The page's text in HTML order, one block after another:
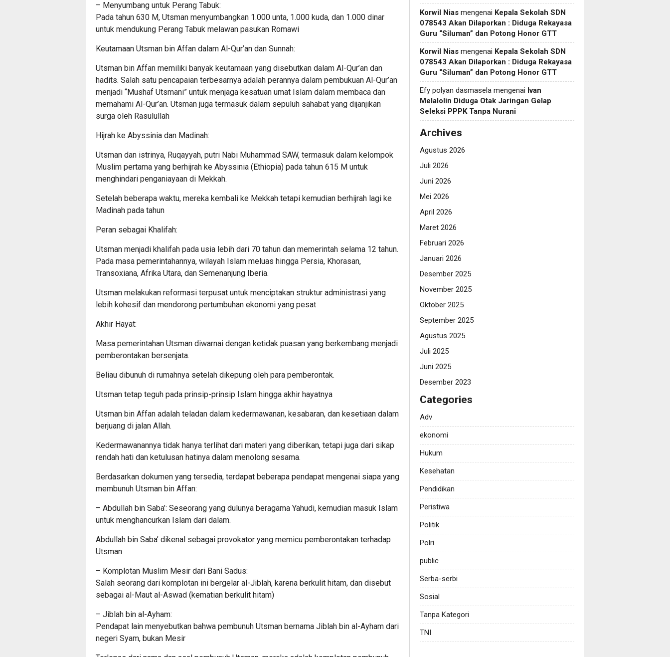
– Menyumbang untuk Perang Tabuk:
Pada tahun 630 M, Utsman menyumbangkan 1.000 unta, 1.000 kuda, dan 1.000 dinar
untuk mendukung Perang Tabuk melawan pasukan Romawi
Keutamaan Utsman bin Affan dalam Al-Qur’an dan Sunnah:
Utsman bin Affan memiliki banyak keutamaan yang disebutkan dalam Al-Qur’an dan
hadits. Salah satu pencapaian terbesarnya adalah perannya dalam pembukuan Al-Qur’an
menjadi “Mushaf Utsmani” untuk menjaga kesatuan umat Islam dalam membaca dan
memahami Al-Qur’an. Utsman juga termasuk dalam sepuluh sahabat yang dijanjikan
surga oleh Rasulullah
Hijrah ke Abyssinia dan Madinah:
Utsman dan istrinya, Ruqayyah, putri Nabi Muhammad SAW, termasuk dalam kelompok
Muslim pertama yang berhijrah ke Abyssinia (Ethiopia) pada tahun 615 M untuk
menghindari penganiayaan di Mekkah.
Setelah beberapa waktu, mereka kembali ke Mekkah tetapi kemudian berhijrah lagi ke
Madinah pada tahun
Peran sebagai Khalifah:
Utsman menjadi khalifah pada usia lebih dari 70 tahun dan memerintah selama 12 tahun.
Pada masa pemerintahannya, wilayah Islam meluas hingga Persia, Khorasan,
Transoxiana, Afrika Utara, dan Semenanjung Iberia.
Utsman melakukan reformasi terpusat untuk menciptakan struktur administrasi yang
lebih kohesif dan mendorong pertumbuhan ekonomi yang pesat
Akhir Hayat:
Masa pemerintahan Utsman diwarnai dengan ketidak puasan yang berkembang menjadi
pemberontakan bersenjata.
Beliau dibunuh di rumahnya setelah dikepung oleh para pemberontak.
Utsman tetap teguh pada prinsip-prinsip Islam hingga akhir hayatnya
Utsman bin Affan adalah teladan dalam kedermawanan, kesabaran, dan kesetiaan dalam
berjuang di jalan Allah.
Kedermawanannya tidak hanya terlihat dari materi yang diberikan, tetapi juga dari sikap
rendah hati dan ketulusan hatinya dalam menolong sesama.
Berdasarkan dokumen yang tersedia, terdapat beberapa pendapat mengenai siapa yang
membunuh Utsman bin Affan:
– Abdullah bin Saba’: Seseorang yang dulunya beragama Yahudi, kemudian masuk Islam
untuk menghancurkan Islam dari dalam.
Abdullah bin Saba’ dikenal sebagai provokator yang memicu pemberontakan terhadap
Utsman
– Komplotan Muslim Mesir dari Bani Sadus:
Salah seorang dari komplotan ini bergelar al-Jiblah, karena berkulit hitam, dan disebut
sebagai al-Maut al-Aswad (kematian berkulit hitam)
– Jiblah bin al-Ayham:
Pendapat lain menyebutkan bahwa pembunuh Utsman bernama Jiblah bin al-Ayham dari
negeri Syam, bukan Mesir
Korwil Nias mengenai Kepala Sekolah SDN
078543 Akan Dilaporkan : Diduga Rekayasa
Guru “Siluman” dan Potong Honor GTT
Korwil Nias mengenai Kepala Sekolah SDN
078543 Akan Dilaporkan : Diduga Rekayasa
Guru “Siluman” dan Potong Honor GTT
Efy polyan dasmasela mengenai Ivan
Melalolin Diduga Otak Jaringan Gelap
Seleksi PPPK Tanpa Nurani
Archives
Agustus 2026
Juli 2026
Juni 2026
Mei 2026
April 2026
Maret 2026
Februari 2026
Januari 2026
Desember 2025
November 2025
Oktober 2025
September 2025
Agustus 2025
Juli 2025
Juni 2025
Desember 2023
Categories
Adv
ekonomi
Hukum
Kesehatan
Pendidikan
Peristiwa
Politik
Polri
public
Serba-serbi
Sosial
Tanpa Kategori
TNI